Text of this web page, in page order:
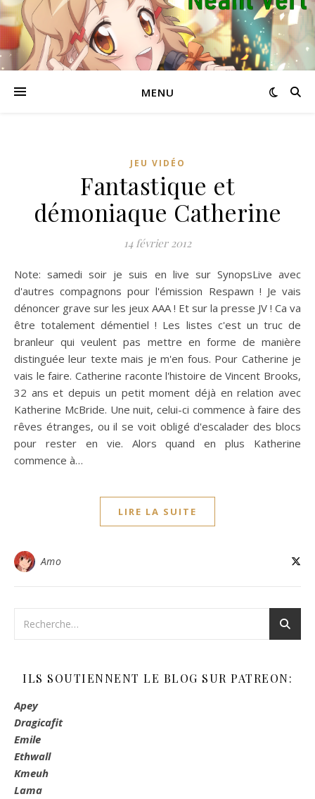
MENU
JEU VIDÉO
Fantastique et
démoniaque Catherine
14 février 2012
Note: samedi soir je suis en live sur SynopsLive avec
d'autres compagnons pour l'émission Respawn ! Je vais
dénoncer grave sur les jeux AAA ! Et sur la presse JV ! Ca va
être totalement démentiel ! Les listes c'est un truc de
branleur qui veulent pas mettre en forme de manière
distinguée leur texte mais je m'en fous. Pour Catherine je
vais le faire. Catherine raconte l'histoire de Vincent Brooks,
32 ans et depuis un petit moment déjà en relation avec
Katherine McBride. Une nuit, celui-ci commence à faire des
rêves étranges, ou il se voit obligé d'escalader des blocs
pour rester en vie. Alors quand en plus Katherine
commence à…
LIRE LA SUITE
Amo
ILS SOUTIENNENT LE BLOG SUR PATREON:
Apey
Dragicafit
Emile
Ethwall
Kmeuh
Lama